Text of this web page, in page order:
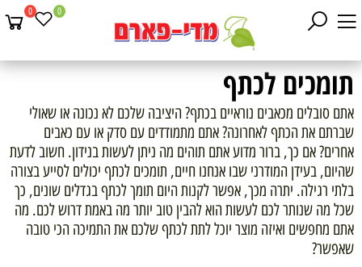
0 0
תומכים לכתף
אתם סובלים מכאבים נוראיים בכתף? היציבה שלכם לא נכונה או שאולי
שברתם את הכתף לאחרונה? אתם מתמודדים עם סדק או עם כאבים
אחרים? אם כך, ברור מדוע אתם תוהים מה ניתן לעשות בנידון. חשוב לדעת
שהיום, בעידן המודרני שבו אנחנו חיים, תומכים לכתף יכולים לסייע בצורה
בלתי רגילה. יתרה מכך, אפשר לקנות היום תומך לכתף בגדלים שונים, כך
שכל מה שנותר לכם לעשות הוא להבין טוב יותר מה באמת דרוש לכם. מה
אתם מחפשים ואיזה מוצר יוכל לתת לכתף שלכם את התמיכה הכי טובה
שאפשר?